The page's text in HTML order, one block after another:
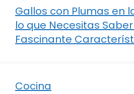
Gallos con Plumas en
lo que Necesitas
Fascinante
Cocina